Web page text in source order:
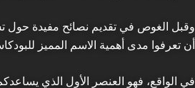
وقبل الغوص في تقديم نصائح مفيدة حول
أن تعرفوا مدى أهمية الاسم المميز
في الواقع، فهو العنصر الأول الذي